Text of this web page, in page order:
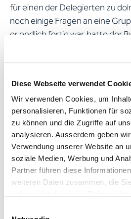
Diese Webseite verwendet
Wir verwenden Cookies, um
personalisieren, Funktionen für
zu können und die Zugriffe auf
analysieren. Ausserdem geben
Verwendung unserer Website an
soziale Medien, Werbung und
Partner führen diese
weiteren Daten zusammen, die
für einen der Delegierten zu
noch einige Fragen an eine
er endlich fertig war, hatte der
anderen Teilnehmer zurück
wir sassen mitten im
Ein Bauer aus der Gegend
Renault-Kleinbus mit, und so
Sponsor und ich auf dem
und ein paar Hühnern
fühlte sich ein bisschen an wie
Wie sieht dein typischer